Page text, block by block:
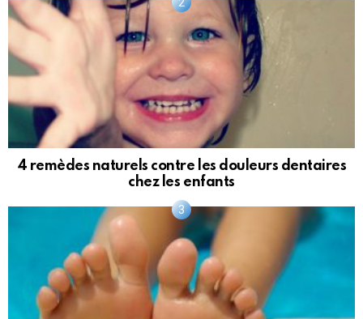
4 remèdes naturels contre les douleurs dentaires
chez les enfants